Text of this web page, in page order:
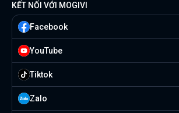
KẾT NỐI VỚI MOGIVI
Facebook
YouTube
Tiktok
Zalo